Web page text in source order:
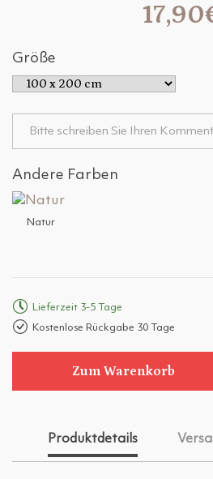
Größe
Andere Farben
Natur
Lieferzeit 3-5 Tage
Kostenlose Rückgabe 30 Tage
Zum Warenkorb
Produktdetails